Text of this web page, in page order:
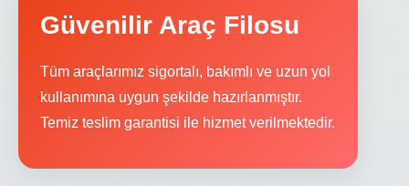
Güvenilir Araç Filosu
Tüm araçlarımız sigortalı, bakımlı ve uzun yol
kullanımına uygun şekilde hazırlanmıştır.
Temiz teslim garantisi ile hizmet verilmektedir.